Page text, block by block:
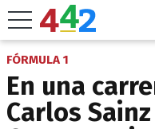
FÓRMULA 1
En una
Carlos